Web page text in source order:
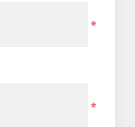
*
*